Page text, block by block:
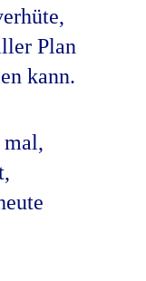
Plan
kann.